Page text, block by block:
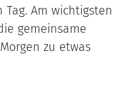
Am wichtigsten
gemeinsame
zu etwas